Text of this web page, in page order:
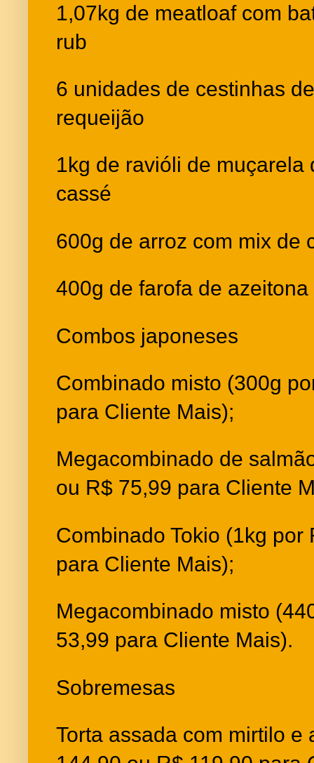
1,07kg de meatloaf com
rub
6 unidades de cestinhas
requeijão
1kg de ravióli de muçarela
cassé
600g de arroz com mix de
400g de farofa de
Combos japoneses
Combinado misto (300g
para Cliente Mais);
Megacombinado de
ou R$ 75,99 para Cliente
Combinado Tokio (1kg por
para Cliente Mais);
Megacombinado misto
53,99 para Cliente Mais).
Sobremesas
Torta assada com mirtilo e